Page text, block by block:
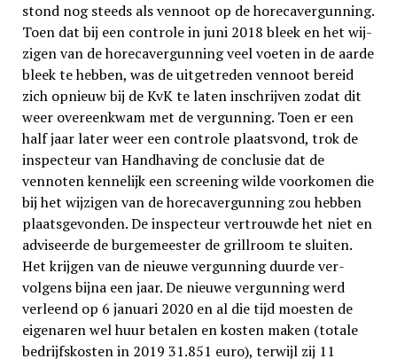
stond nog steeds als vennoot op de horecavergunning.
Toen dat bij een controle in juni 2018 bleek en het wij­
zigen van de horecavergunning veel voeten in de aarde
bleek te hebben, was de uitgetreden vennoot bereid
zich opnieuw bij de KvK te laten inschrijven zodat dit
weer overeenkwam met de vergunning. Toen er een
half jaar later weer een controle plaatsvond, trok de
inspecteur van Handhaving de conclusie dat de
vennoten kennelijk een screening wilde voorkomen die
bij het wijzigen van de horeca­vergunning zou hebben
plaatsgevonden. De inspecteur ver­trouwde het niet en
adviseerde de burgemeester de grillroom te sluiten.
Het krijgen van de nieuwe vergunning duurde ver­
volgens bijna een jaar. De nieuwe vergunning werd
verleend op 6 januari 2020 en al die tijd moesten de
eigenaren wel huur betalen en kos­ten maken (totale
bedrijfskosten in 2019 31.851 euro), terwijl zij 11